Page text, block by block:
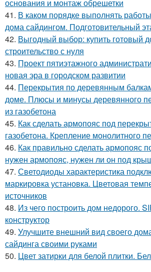
основания и монтаж обрешетки
41. В каком порядке выполнять
дома сайдингом. Подготовительный
42. Выгодный выбор: купить готовый
строительство с нуля
43. Проект пятиэтажного
новая эра в городском развитии
44. Перекрытия по деревянным
доме. Плюсы и минусы деревянного
из газобетона
45. Как сделать армопояс под
газобетона. Крепление монолитного
46. Как правильно сделать армопояс
нужен армопояс, нужен ли он под
47. Светодиоды характеристика
маркировка установка. Цветовая
источников
48. Из чего построить дом недорого.
конструктор
49. Улучшите внешний вид своего
сайдинга своими руками
50. Цвет затирки для белой плитки.